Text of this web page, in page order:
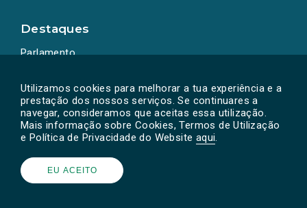
Utilizamos cookies para melhorar a tua experiência e a
prestação dos nossos serviços. Se continuares a
navegar, consideramos que aceitas essa utilização.
Mais informação sobre Cookies, Termos de Utilização
e Política de Privacidade do Website aqui.
EU ACEITO
Destaques
Parlamento
Powered by © PAN 2026